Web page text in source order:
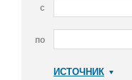
с
по
ИСТОЧНИК